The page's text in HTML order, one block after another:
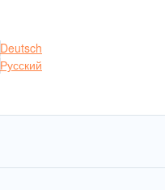
Deutsch
Русский